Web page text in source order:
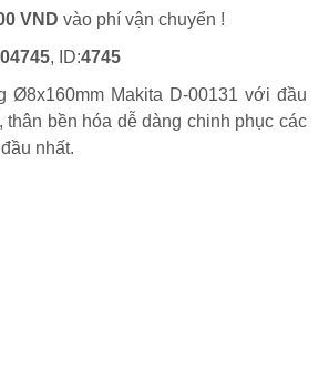
VND vào phí vận chuyển !
, ID:4745
Ø8x160mm Makita D-00131 với đầu
thân bền hóa dễ dàng chinh phục các
nhất.